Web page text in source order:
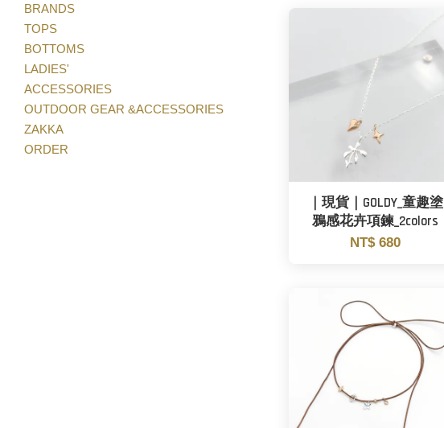
BRANDS
TOPS
BOTTOMS
LADIES'
ACCESSORIES
OUTDOOR GEAR &ACCESSORIES
ZAKKA
ORDER
｜現貨｜GOLDY_童趣塗
鴉感花卉項鍊_2colors
NT$ 680